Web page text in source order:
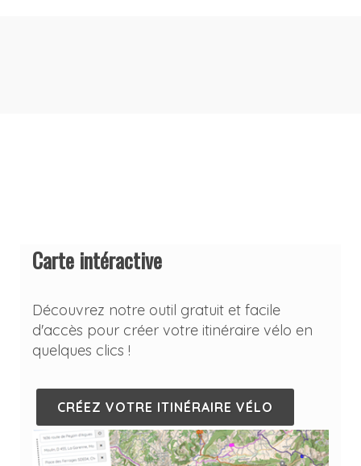
Carte intéractive
Découvrez notre outil gratuit et facile
d'accès pour créer votre itinéraire vélo en
quelques clics !
CRÉEZ VOTRE ITINÉRAIRE VÉLO